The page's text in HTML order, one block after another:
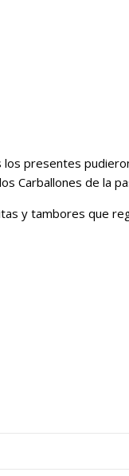
presentes
Carballones de la
y tambores que